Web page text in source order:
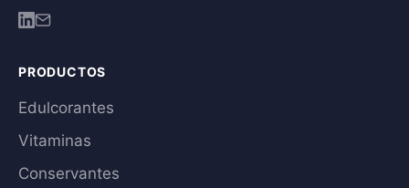
PRODUCTOS
Edulcorantes
Vitaminas
Conservantes